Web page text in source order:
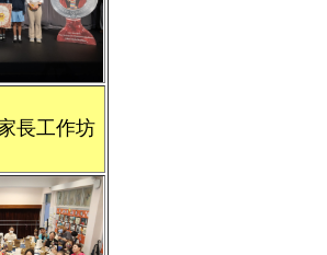
長工作坊